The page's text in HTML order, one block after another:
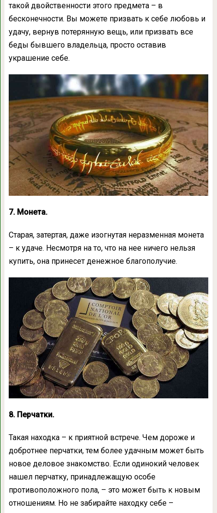
такой двойственности этого предмета – в
бесконечности. Вы можете призвать к себе любовь и
удачу, вернув потерянную вещь, или призвать все
беды бывшего владельца, просто оставив
украшение себе.
7. Монета.
Старая, затертая, даже изогнутая неразменная монета
– к удаче. Несмотря на то, что на нее ничего нельзя
купить, она принесет денежное благополучие.
8. Перчатки.
Такая находка – к приятной встрече. Чем дороже и
добротнее перчатки, тем более удачным может быть
новое деловое знакомство. Если одинокий человек
нашел перчатку, принадлежащую особе
противоположного пола, – это может быть к новым
отношениям. Но не забирайте находку себе –